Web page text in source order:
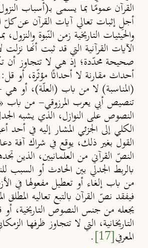
القرآن عمومًا بما يسمى بــ(أسباب
أجلِ إثبات تعالي آيات القرآن عن
والحيثيات التاريخية زمن النّبوة
الآيات القرآنية التي قد ثبت أنها
صحيحة محدّدة؛ إذ هي لا تتجاوز أن
أحداث مقارنة لا أحداثًا مؤثّرة، أو
(المناسبة) لا من باب (العلّة)، أو
تنصيص أبي يعرب المرزوقي- من باب
النصوص على النوازل، الذي يشبه
الكلي إلى الجزئي المشار إليه في أحد
القول بغير ذلك، يوقع في شراك آفة
النصّ القرآني من العلمانيين، الذين
بالربط الجدلي بين الحادث أو السبب
من باب إلغاء أو تعطيل مفعولها في
فيفقد نصّ القرآن بالتبع تعاليه المطلق
يجعله من جنس النصوص التاريخية،
التاريخانية، التي لا تتجاوز ظرفها
المعرفي[17]
.